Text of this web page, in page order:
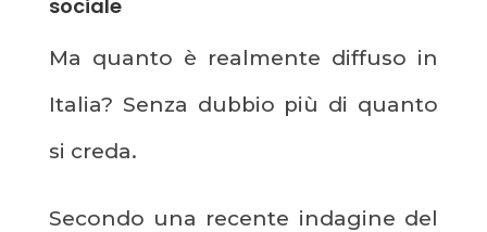
sociale
Ma quanto è realmente diffuso in
Italia? Senza dubbio più di quanto
si creda.
Secondo una recente indagine del